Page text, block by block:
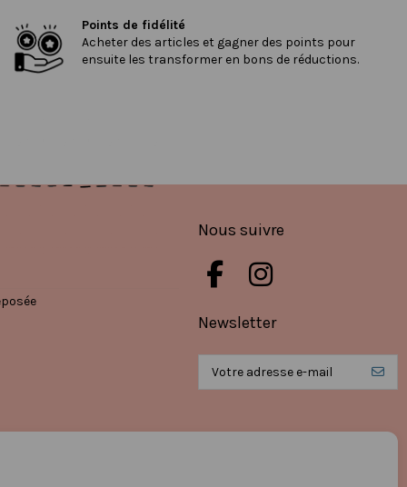
Points de fidélité
Acheter des articles et gagner des points pour
ensuite les transformer en bons de réductions.
Nous suivre
Newsletter